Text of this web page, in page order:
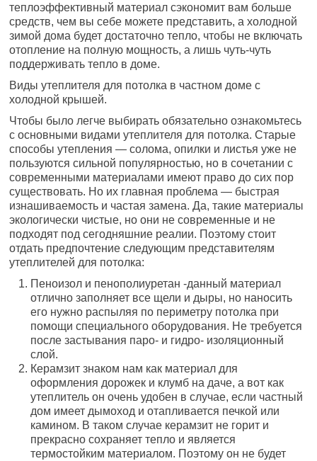
теплоэффективный материал сэкономит вам больше
средств, чем вы себе можете представить, а холодной
зимой дома будет достаточно тепло, чтобы не включать
отопление на полную мощность, а лишь чуть-чуть
поддерживать тепло в доме.
Виды утеплителя для потолка в частном доме с
холодной крышей.
Чтобы было легче выбирать обязательно ознакомьтесь
с основными видами утеплителя для потолка. Старые
способы утепления — солома, опилки и листья уже не
пользуются сильной популярностью, но в сочетании с
современными материалами имеют право до сих пор
существовать. Но их главная проблема — быстрая
изнашиваемость и частая замена. Да, такие материалы
экологически чистые, но они не современные и не
подходят под сегодняшние реалии. Поэтому стоит
отдать предпочтение следующим представителям
утеплителей для потолка:
Пеноизол и пенополиуретан -данный материал
отлично заполняет все щели и дыры, но наносить
его нужно распыляя по периметру потолка при
помощи специального оборудования. Не требуется
после застывания паро- и гидро- изоляционный
слой.
Керамзит знаком нам как материал для
оформления дорожек и клумб на даче, а вот как
утеплитель он очень удобен в случае, если частный
дом имеет дымоход и отапливается печкой или
камином. В таком случае керамзит не горит и
прекрасно сохраняет тепло и является
термостойким материалом. Поэтому он не будет